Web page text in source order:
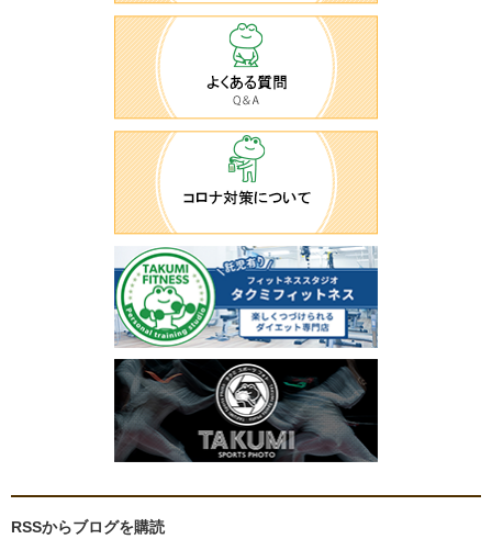
RSSからブログを購読